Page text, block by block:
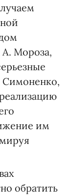
А. Мороза,
Симоненко,
им
обратить